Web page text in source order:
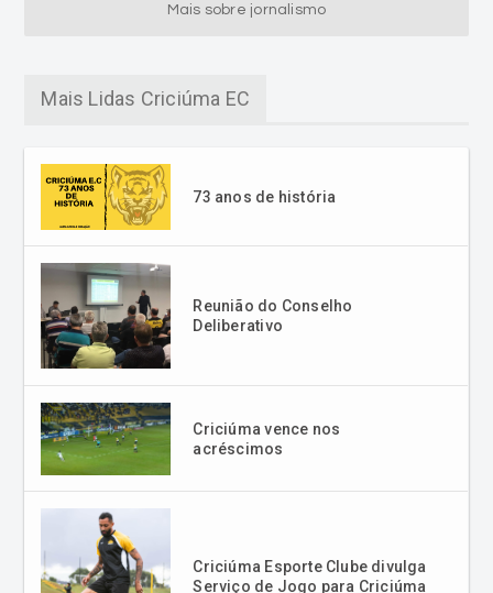
Mais sobre jornalismo
Mais Lidas Criciúma EC
73 anos de história
Reunião do Conselho
Deliberativo
Criciúma vence nos
acréscimos
Criciúma Esporte Clube divulga
Serviço de Jogo para Criciúma